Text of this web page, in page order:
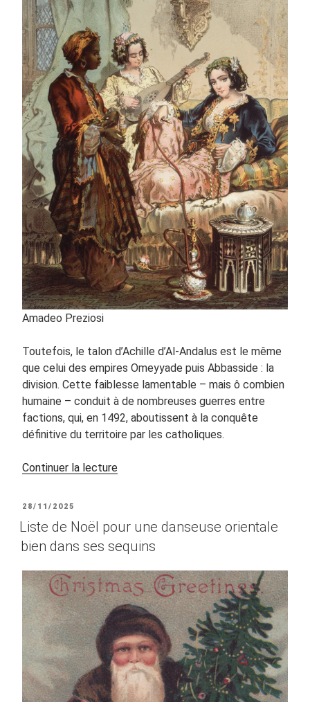
Amadeo Preziosi
Toutefois, le talon d’Achille d’Al-Andalus est le même
que celui des empires Omeyyade puis Abbasside : la
division. Cette faiblesse lamentable – mais ô combien
humaine – conduit à de nombreuses guerres entre
factions, qui, en 1492, aboutissent à la conquête
définitive du territoire par les catholiques.
Continuer la lecturede
Ilâh,
lumières
ombres
d’Al-
Andalus »
PUBLIÉ
LE
28/11/2025
Liste de Noël pour une danseuse orientale
bien dans ses sequins